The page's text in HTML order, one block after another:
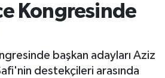
Kongresinde
başkan adayları Aziz
destekçileri arasında
ve Fikstür